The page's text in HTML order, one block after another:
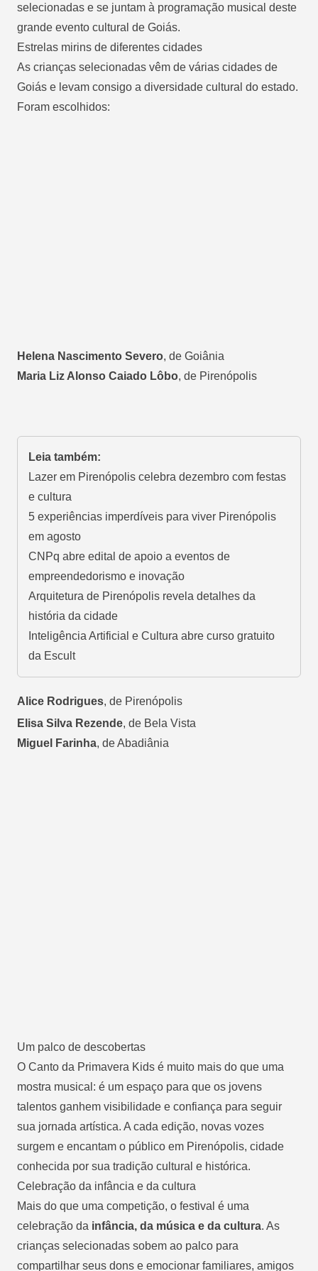
selecionadas e se juntam à programação musical deste
grande evento cultural de Goiás.
Estrelas mirins de diferentes cidades
As crianças selecionadas vêm de várias cidades de
Goiás e levam consigo a diversidade cultural do estado.
Foram escolhidos:
Helena Nascimento Severo, de Goiânia
Maria Liz Alonso Caiado Lôbo, de Pirenópolis
Leia também:
Lazer em Pirenópolis celebra dezembro com festas
e cultura
5 experiências imperdíveis para viver Pirenópolis
em agosto
CNPq abre edital de apoio a eventos de
empreendedorismo e inovação
Arquitetura de Pirenópolis revela detalhes da
história da cidade
Inteligência Artificial e Cultura abre curso gratuito
da Escult
Alice Rodrigues, de Pirenópolis
Elisa Silva Rezende, de Bela Vista
Miguel Farinha, de Abadiânia
Um palco de descobertas
O Canto da Primavera Kids é muito mais do que uma
mostra musical: é um espaço para que os jovens
talentos ganhem visibilidade e confiança para seguir
sua jornada artística. A cada edição, novas vozes
surgem e encantam o público em Pirenópolis, cidade
conhecida por sua tradição cultural e histórica.
Celebração da infância e da cultura
Mais do que uma competição, o festival é uma
celebração da infância, da música e da cultura. As
crianças selecionadas sobem ao palco para
compartilhar seus dons e emocionar familiares, amigos